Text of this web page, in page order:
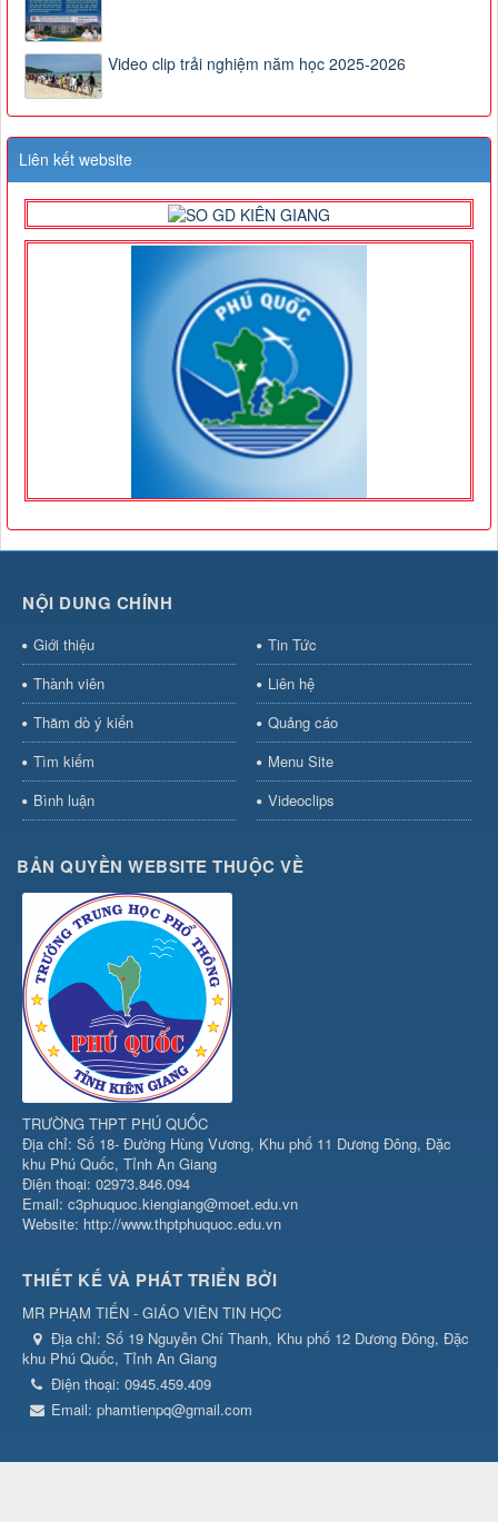
Video clip trải nghiệm năm học 2025-2026
Liên kết website
NỘI DUNG CHÍNH
Giới thiệu
Tin Tức
Thành viên
Liên hệ
Thăm dò ý kiến
Quảng cáo
Tìm kiếm
Menu Site
Bình luận
Videoclips
BẢN QUYỀN WEBSITE THUỘC VỀ
TRƯỜNG THPT PHÚ QUỐC
Địa chỉ: Số 18- Đường Hùng Vương, Khu phố 11 Dương Đông, Đặc
khu Phú Quốc, Tỉnh An Giang
Điện thoại: 02973.846.094
Email: c3phuquoc.kiengiang@moet.edu.vn
Website: http://www.thptphuquoc.edu.vn
THIẾT KẾ VÀ PHÁT TRIỂN BỞI
MR PHẠM TIẾN - GIÁO VIÊN TIN HỌC
Địa chỉ: Số 19 Nguyễn Chí Thanh, Khu phố 12 Dương Đông, Đặc
khu Phú Quốc, Tỉnh An Giang
Điện thoại: 0945.459.409
Email: phamtienpq@gmail.com